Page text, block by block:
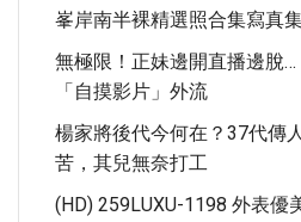
峯岸南半裸精選照合集寫真
無極限！正妹邊開直播邊脫
「自摸影片」外流
楊家將後代今何在？37代傳
苦，其兒無奈打工
(HD) 259LUXU-1198 外表優